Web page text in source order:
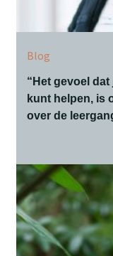
Blog
“Het gevoel
kunt helpen, is
over de